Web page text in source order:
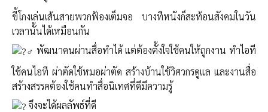
ขี้โกงเล่นเส้นสายพวกฟ้องเต็มจอ บางทีหนังก็สะท้อนสังคมในวัน
เวลานั้นได้เหมือนกัน
พัฒนา​คนผ่านสื่อทำได้ แต่ต้องตั้งใจใช้คนให้ถูกงาน ทำไอที
ใช้คนไอที ผ่าตัดใช้หมอผ่าตัด สร้างบ้านใช้วิศวกรดูแล และงานสื่อ
สร้างสรรคต้องใช้คนทำสื่อนิเทศที่ดีมีความรู้
จึงจะได้ผลลัพธ์​ที่ดี